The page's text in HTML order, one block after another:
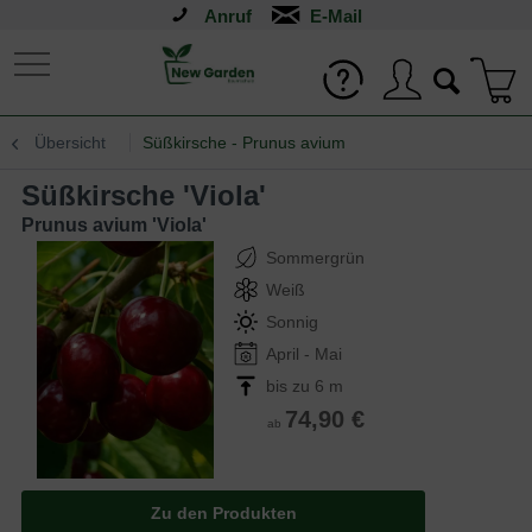
Anruf
Übersicht Süßkirsche - Prunus avium
Süßkirsche 'Viola'
Prunus avium 'Viola'
Sommergrün
Weiß
Sonnig
April - Mai
bis zu 6 m
ab 74,90 €
Zu den Produkten